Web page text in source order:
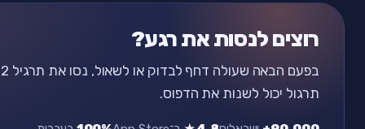
רוצים לנסות את רגע?
תרגול יכול לשנות את הדפוס.